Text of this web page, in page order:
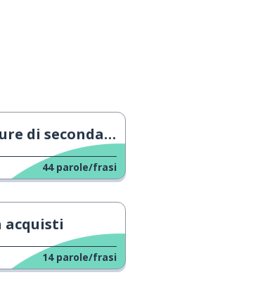
di seconda mano
44 parole/frasi
acquisti
14 parole/frasi